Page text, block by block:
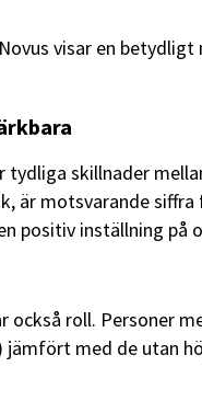
visar en
tydliga skillnader
är motsvarande
positiv inställning på
också roll. Personer
jämfört med de utan